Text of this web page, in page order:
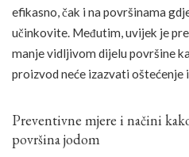
efikasno, čak i na površinama
učinkovite. Međutim, uvijek je
manje vidljivom dijelu površine
proizvod neće izazvati oštećenje
Preventivne mjere i načini
površina jodom